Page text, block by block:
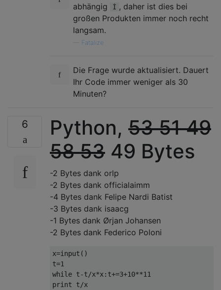
abhängig
İ , daher ist dies bei
großen Produkten immer noch recht
langsam.
Fatalize
Die Frage wurde aktualisiert. Dauert
Ihr Code immer weniger als 30
Minuten?
6 Python, 535149
5853 49 Bytes
-2 Bytes dank orlp
-2 Bytes dank officialaimm
-4 Bytes dank Felipe Nardi Batist
-3 Bytes dank isaacg
-1 Bytes dank Ørjan Johansen
-2 Bytes dank Federico Poloni
x=input()
t=1
while t-t/x*x:t+=3+10**11